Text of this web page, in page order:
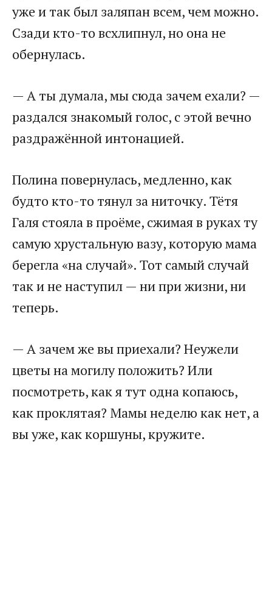
уже и так был заляпан всем, чем можно.
Сзади кто-то всхлипнул, но она не
обернулась.
— А ты думала, мы сюда зачем ехали? —
раздался знакомый голос, с этой вечно
раздражённой интонацией.
Полина повернулась, медленно, как
будто кто-то тянул за ниточку. Тётя
Галя стояла в проёме, сжимая в руках ту
самую хрустальную вазу, которую мама
берегла «на случай». Тот самый случай
так и не наступил — ни при жизни, ни
теперь.
— А зачем же вы приехали? Неужели
цветы на могилу положить? Или
посмотреть, как я тут одна копаюсь,
как проклятая? Мамы неделю как нет, а
вы уже, как коршуны, кружите.